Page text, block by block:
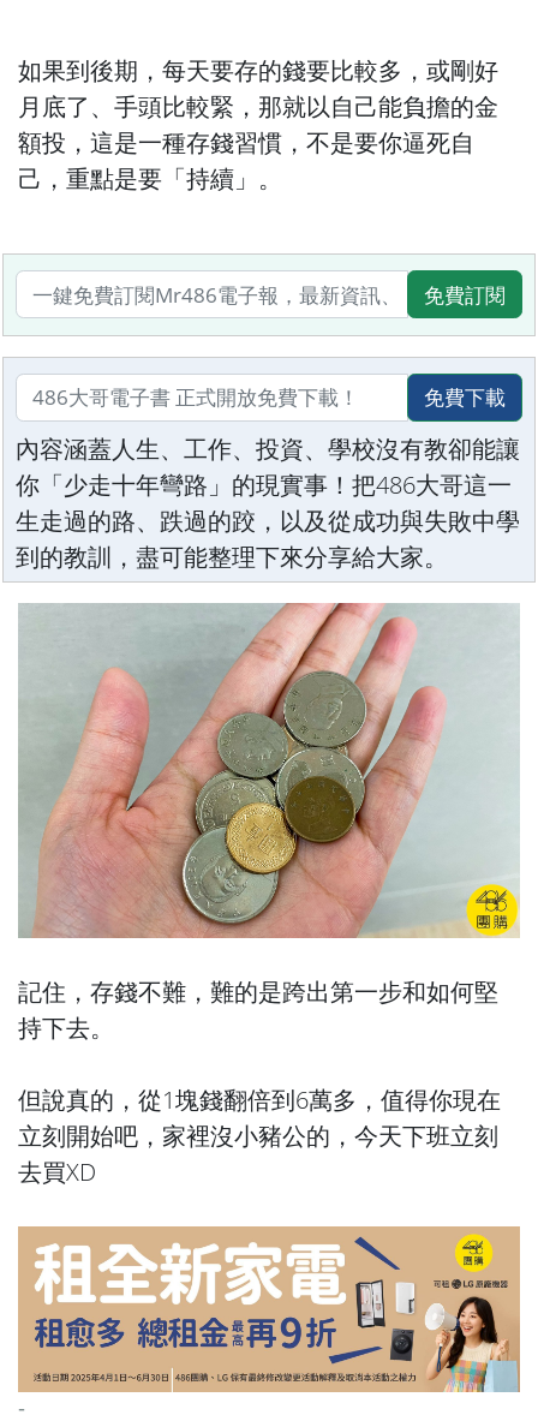
如果到後期，每天要存的錢要比較多，或剛好
月底了、手頭比較緊，那就以自己能負擔的金
額投，這是一種存錢習慣，不是要你逼死自
己，重點是要「持續」。
免費訂閱
免費下載
內容涵蓋人生、工作、投資、學校沒有教卻能讓
你「少走十年彎路」的現實事！把486大哥這一
生走過的路、跌過的跤，以及從成功與失敗中學
到的教訓，盡可能整理下來分享給大家。
記住，存錢不難，難的是跨出第一步和如何堅
持下去。
但說真的，從1塊錢翻倍到6萬多，值得你現在
立刻開始吧，家裡沒小豬公的，今天下班立刻
去買XD
-